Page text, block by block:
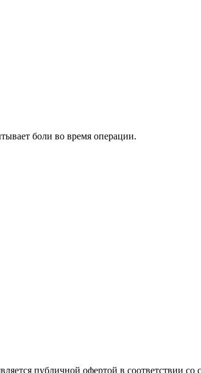
боли во время операции.
публичной офертой в соответствии со